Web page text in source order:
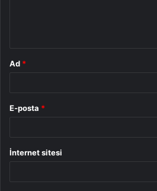
Ad *
E-posta *
İnternet sitesi